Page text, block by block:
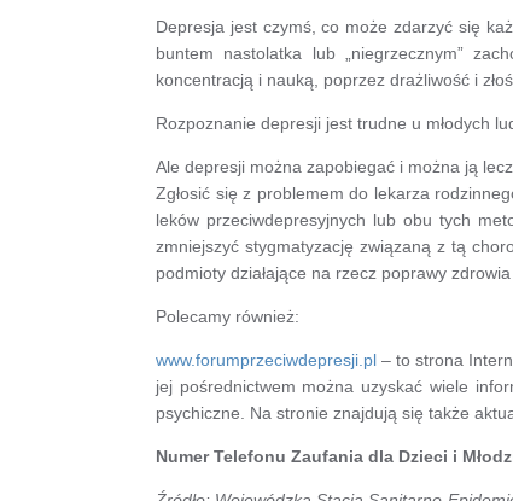
Depresja jest czymś, co może zdarzyć się
buntem nastolatka lub „niegrzecznym”
koncentracją i nauką, poprzez drażliwość i
Rozpoznanie depresji jest trudne u młodych
Ale depresji można zapobiegać i można ją
Zgłosić się z problemem do lekarza
leków przeciwdepresyjnych lub obu tych
zmniejszyć stygmatyzację związaną z tą
podmioty działające na rzecz poprawy
Polecamy również:
www.forumprzeciwdepresji.pl– to strona
jej pośrednictwem można uzyskać wiele
psychiczne. Na stronie znajdują się także
Numer Telefonu Zaufania dla Dzieci i